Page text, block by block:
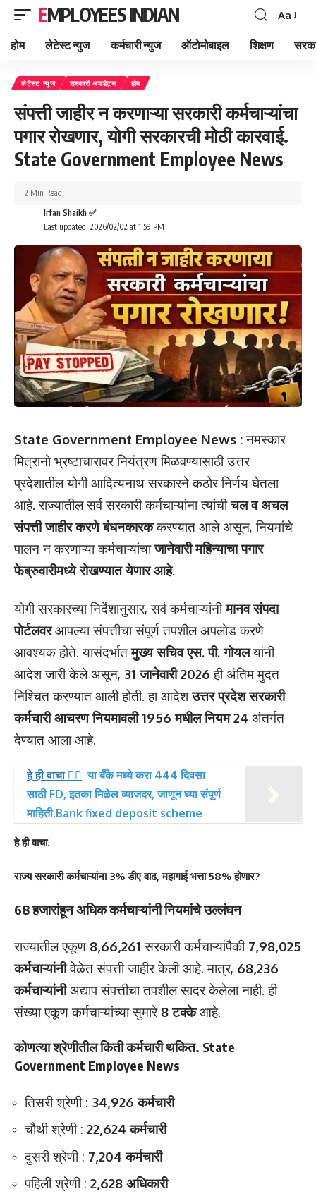
EMPLOYEES INDIAN
Font
Resizer
Aa
होम लेटेस्ट न्युज कर्मचारी न्युज ऑटोमोबाइल शिक्षण
लेटेस्ट न्युज सरकारी अपडेट्स होम
संपत्ती जाहीर न करणाऱ्या सरकारी कर्मचाऱ्यांचा
पगार रोखणार, योगी सरकारची मोठी कारवाई.
State Government Employee News
Last updated: 2026/02/02 at 1:59 PM
Irfan Shaikh ✅
2 Min Read
State Government Employee News :नमस्कार
मित्रानो भ्रष्टाचारावर नियंत्रण मिळवण्यासाठी उत्तर
प्रदेशातील योगी आदित्यनाथ सरकारने कठोर निर्णय घेतला
आहे. राज्यातील सर्व सरकारी कर्मचाऱ्यांना त्यांचीचल व अचल
संपत्ती जाहीर करणे बंधनकारककरण्यात आले असून, नियमांचे
पालन न करणाऱ्या कर्मचाऱ्यांचाजानेवारी महिन्याचा पगार
फेब्रुवारीमध्ये रोखण्यात येणार आहे.
योगी सरकारच्या निर्देशानुसार, सर्व कर्मचाऱ्यांनीमानव संपदा
पोर्टलवरआपल्या संपत्तीचा संपूर्ण तपशील अपलोड करणे
आवश्यक होते. यासंदर्भातमुख्य सचिव एस. पी. गोयलयांनी
आदेश जारी केले असून, 31 जानेवारी 2026 ही अंतिम मुदत
निश्चित करण्यात आली होती. हा आदेशउत्तर प्रदेश सरकारी
कर्मचारी आचरण नियमावली 1956 मधील नियम 24 अंतर्गत
देण्यात आला आहे.
हे ही वाचा 👉🏻 या बँके मध्ये करा 444 दिवसा
साठी FD, इतका मिळेल व्याजदर, जाणून घ्या संपूर्ण
माहिती.Bank fixed deposit scheme
हे ही वाचा.
राज्य सरकारी कर्मचाऱ्यांना 3% डीए वाढ, महागाई भत्ता 58% होणार?
68 हजारांहून अधिक कर्मचाऱ्यांनी नियमांचे उल्लंघन
राज्यातील एकूण 8,66,261 सरकारी कर्मचाऱ्यांपैकी 7,98,025
कर्मचाऱ्यांनीवेळेत संपत्ती जाहीर केली आहे. मात्र, 68,236
कर्मचाऱ्यांनीअद्याप संपत्तीचा तपशील सादर केलेला नाही. ही
संख्या एकूण कर्मचाऱ्यांच्या सुमारे 8 टक्केआहे.
कोणत्या श्रेणीतील किती कर्मचारी थकित. State
Government Employee News
तिसरी श्रेणी : 34,926 कर्मचारी
चौथी श्रेणी : 22,624 कर्मचारी
दुसरी श्रेणी : 7,204 कर्मचारी
पहिली श्रेणी : 2,628 अधिकारी